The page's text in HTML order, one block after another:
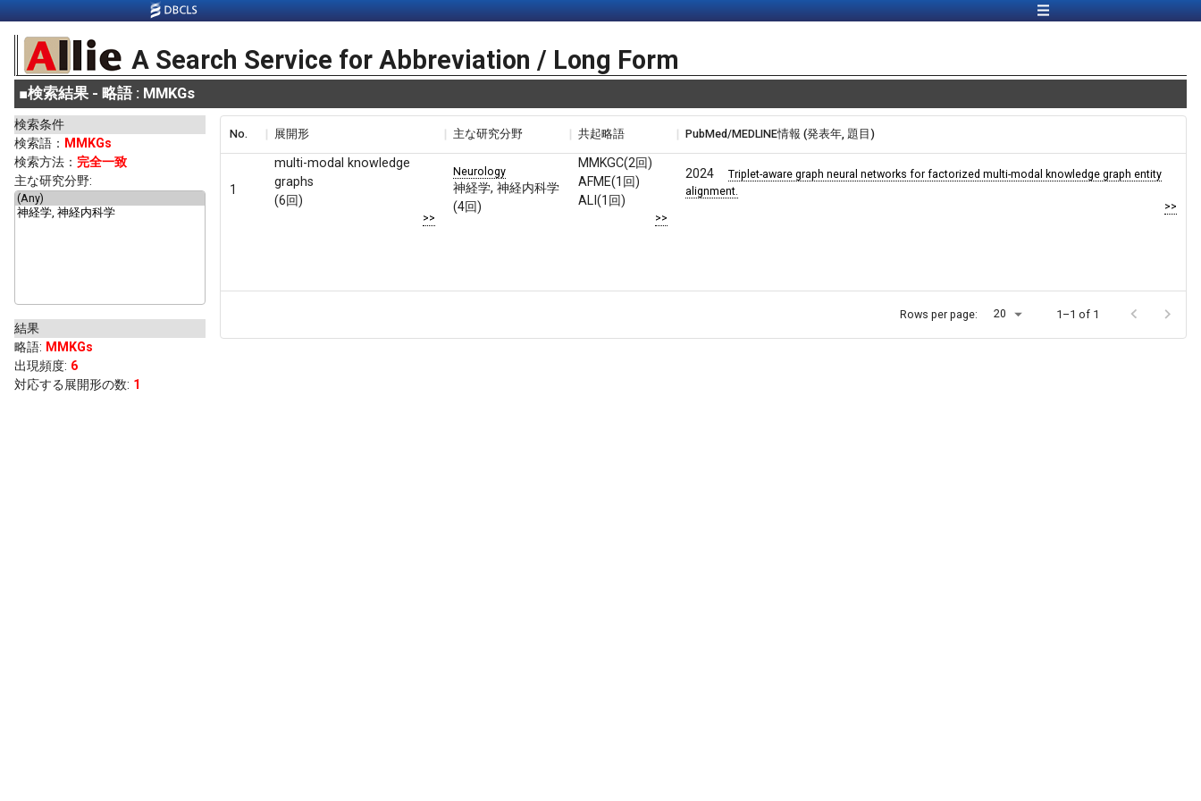
A Search Service for Abbreviation / Long Form
■検索結果 - 略語 : MMKGs
検索条件
検索語： MMKGs
検索方法： 完全一致
主な研究分野:
結果
略語: MMKGs
出現頻度: 6
対応する展開形の数: 1
No. 展開形 主な研究分野 共起略語 PubMed/MEDLINE情報 (発表年, 題目)
1
multi-modal knowledge
graphs
(6回)
>>
Neurology
神経学, 神経内科学
(4回)
MMKGC(2回)
AFME(1回)
ALI(1回)
>>
2024
Triplet-aware graph neural networks for factorized multi-modal knowledge graph entity
alignment.
>>
Rows per page: 20 1–1 of 1